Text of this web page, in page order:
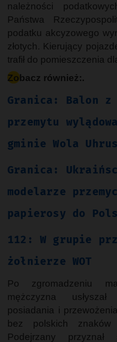
należności
Państwa
podatku akcyzowego
złotych. Kierujący
trafił do pomieszczenia
Zobacz również:.
Granica: Balon
przemytu
gminie Wola
Granica:
modelarze
papierosy do
112: W grupie
żołnierze WOT
Po zgromadzeniu
mężczyzna
posiadania i przewożenia
bez polskich znaków
Podejrzany